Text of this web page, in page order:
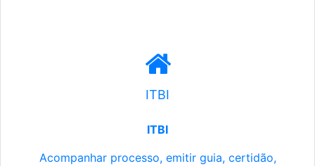
ITBI
ITBI
Acompanhar processo, emitir guia, certidão,